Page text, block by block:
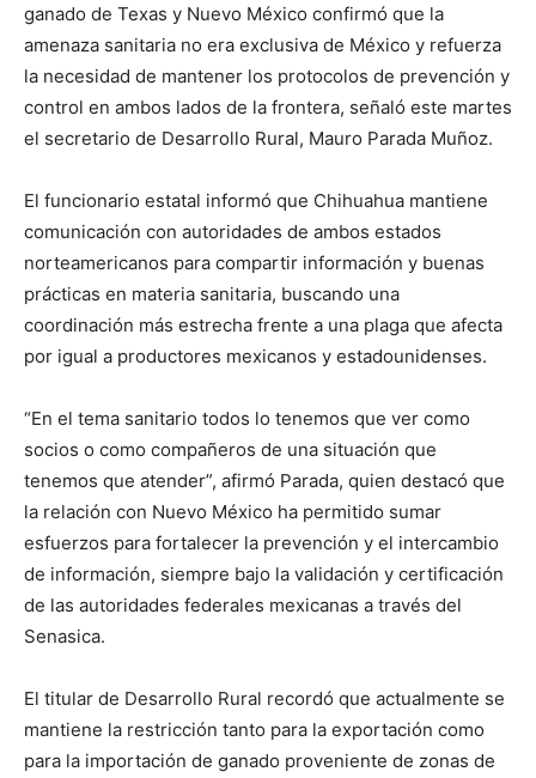
ganado de Texas y Nuevo México confirmó que la
amenaza sanitaria no era exclusiva de México y refuerza
la necesidad de mantener los protocolos de prevención y
control en ambos lados de la frontera, señaló este martes
el secretario de Desarrollo Rural, Mauro Parada Muñoz.
El funcionario estatal informó que Chihuahua mantiene
comunicación con autoridades de ambos estados
norteamericanos para compartir información y buenas
prácticas en materia sanitaria, buscando una
coordinación más estrecha frente a una plaga que afecta
por igual a productores mexicanos y estadounidenses.
“En el tema sanitario todos lo tenemos que ver como
socios o como compañeros de una situación que
tenemos que atender”, afirmó Parada, quien destacó que
la relación con Nuevo México ha permitido sumar
esfuerzos para fortalecer la prevención y el intercambio
de información, siempre bajo la validación y certificación
de las autoridades federales mexicanas a través del
Senasica.
El titular de Desarrollo Rural recordó que actualmente se
mantiene la restricción tanto para la exportación como
para la importación de ganado proveniente de zonas de